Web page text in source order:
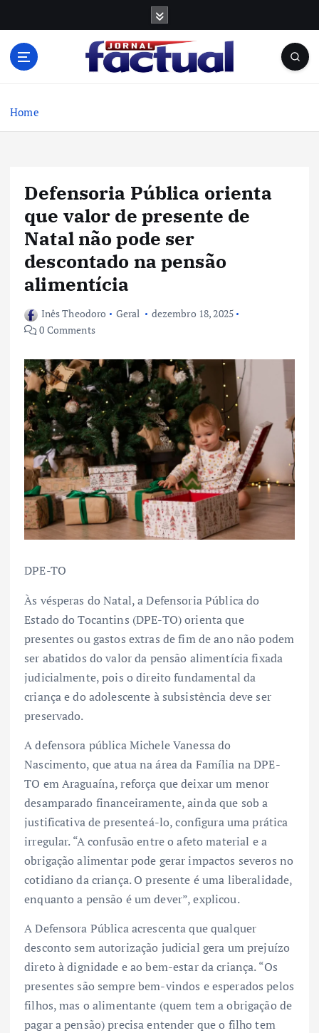
Home
Defensoria Pública orienta
que valor de presente de
Natal não pode ser
descontado na pensão
alimentícia
Inês Theodoro Geral
dezembro 18, 2025
0 Comments
DPE-TO
Às vésperas do Natal, a Defensoria Pública do
Estado do Tocantins (DPE-TO) orienta que
presentes ou gastos extras de fim de ano não podem
ser abatidos do valor da pensão alimentícia fixada
judicialmente, pois o direito fundamental da
criança e do adolescente à subsistência deve ser
preservado.
A defensora pública Michele Vanessa do
Nascimento, que atua na área da Família na DPE-
TO em Araguaína, reforça que deixar um menor
desamparado financeiramente, ainda que sob a
justificativa de presenteá-lo, configura uma prática
irregular. “A confusão entre o afeto material e a
obrigação alimentar pode gerar impactos severos no
cotidiano da criança. O presente é uma liberalidade,
enquanto a pensão é um dever”, explicou.
A Defensora Pública acrescenta que qualquer
desconto sem autorização judicial gera um prejuízo
direto à dignidade e ao bem-estar da criança. “Os
presentes são sempre bem-vindos e esperados pelos
filhos, mas o alimentante (quem tem a obrigação de
pagar a pensão) precisa entender que o filho tem